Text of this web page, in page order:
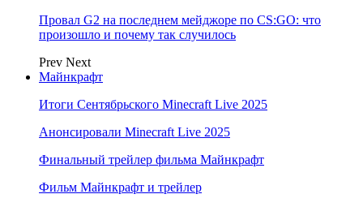
Провал G2 на последнем мейджоре по CS:GO: что
произошло и почему так случилось
Prev Next
Майнкрафт
Итоги Сентябрьского Minecraft Live 2025
Анонсировали Minecraft Live 2025
Финальный трейлер фильма Майнкрафт
Фильм Майнкрафт и трейлер